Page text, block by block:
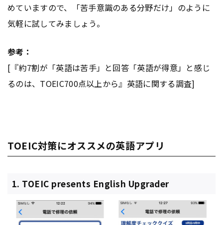
めていますので、「苦手意識のある分野だけ」のように
気軽に試してみましょう。
参考：
[『約7割が「英語は苦手」と回答「英語が得意」と感じ
るのは、TOEIC700点以上から』英語に関する調査]
TOEIC対策にオススメの英語アプリ
1. TOEIC presents English Upgrader